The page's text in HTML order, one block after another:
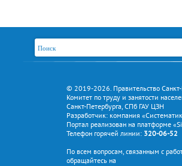
© 2019-2026. Правительство Санкт-
Комитет по труду и занятости
Санкт-Петербурга, СПб ГАУ ЦЗН
Разработчик: компания
Портал реализован на платформе
Телефон горячей линии: 320-06-52
По всем вопросам, связанным с
обращайтесь на